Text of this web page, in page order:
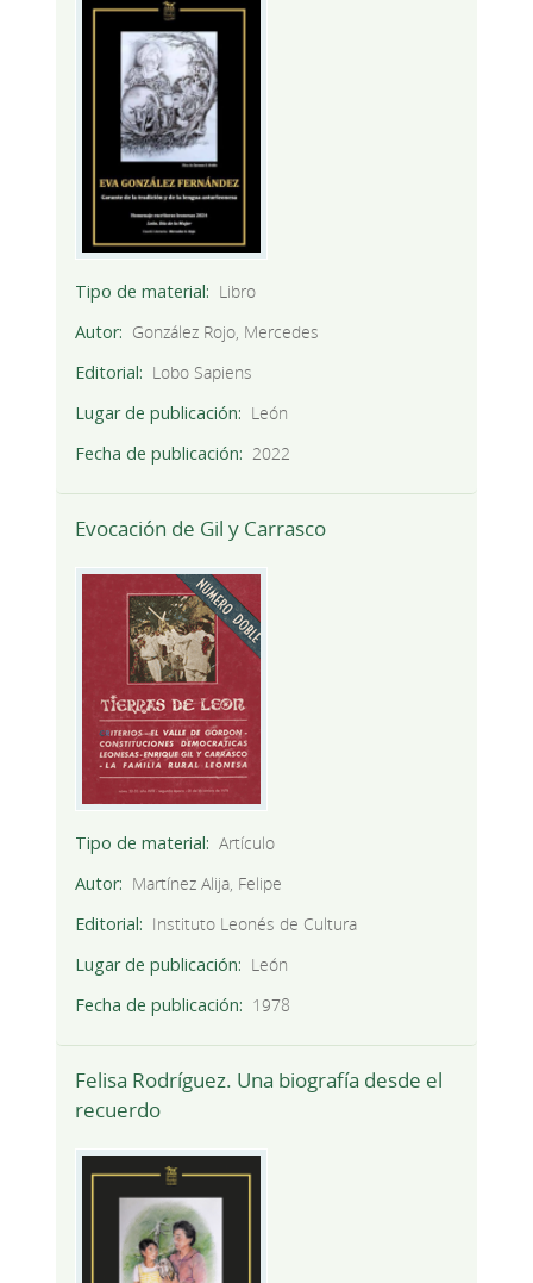
Tipo de material
Libro
Autor
González Rojo, Mercedes
Editorial
Lobo Sapiens
Lugar de publicación
León
Fecha de publicación
2022
Evocación de Gil y Carrasco
Tipo de material
Artículo
Autor
Martínez Alija, Felipe
Editorial
Instituto Leonés de Cultura
Lugar de publicación
León
Fecha de publicación
1978
Felisa Rodríguez. Una biografía desde el
recuerdo